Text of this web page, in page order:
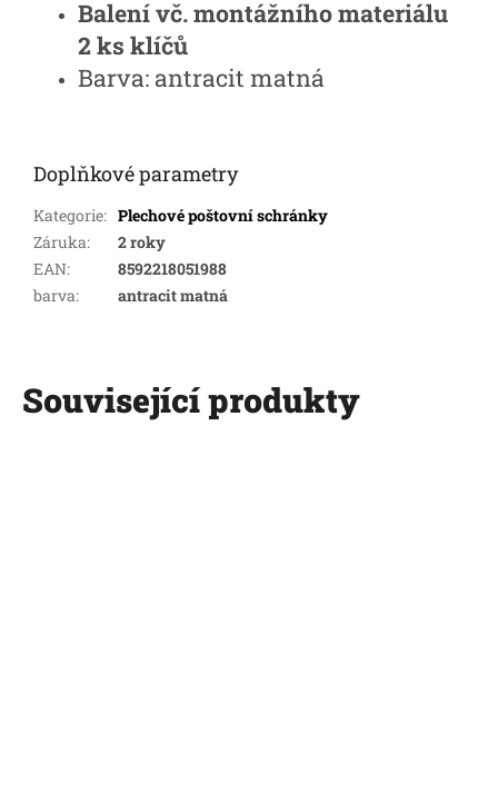
Balení vč. montážního materiálu
2 ks klíčů
Barva: antracit matná
Doplňkové parametry
Kategorie: Plechové poštovní schránky
Záruka:
2 roky
EAN:
8592218051988
barva: antracit matná
Související produkty